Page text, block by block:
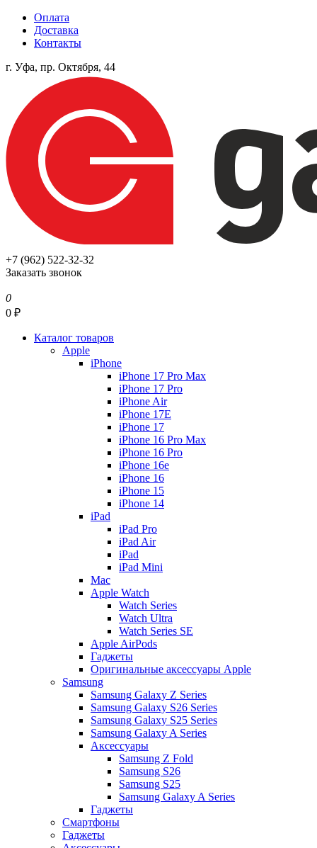
Оплата
Доставка
Контакты
г. Уфа, пр. Октября, 44
+7 (962) 522-32-32
Заказать звонок
0
0 ₽
Каталог товаров
Apple
iPhone
iPhone 17 Pro Max
iPhone 17 Pro
iPhone Air
iPhone 17E
iPhone 17
iPhone 16 Pro Max
iPhone 16 Pro
iPhone 16e
iPhone 16
iPhone 15
iPhone 14
iPad
iPad Pro
iPad Air
iPad
iPad Mini
Mac
Apple Watch
Watch Series
Watch Ultra
Watch Series SE
Apple AirPods
Гаджеты
Оригинальные аксессуары Apple
Samsung
Samsung Galaxy Z Series
Samsung Galaxy S26 Series
Samsung Galaxy S25 Series
Samsung Galaxy A Series
Аксессуары
Samsung Z Fold
Samsung S26
Samsung S25
Samsung Galaxy A Series
Гаджеты
Смартфоны
Гаджеты